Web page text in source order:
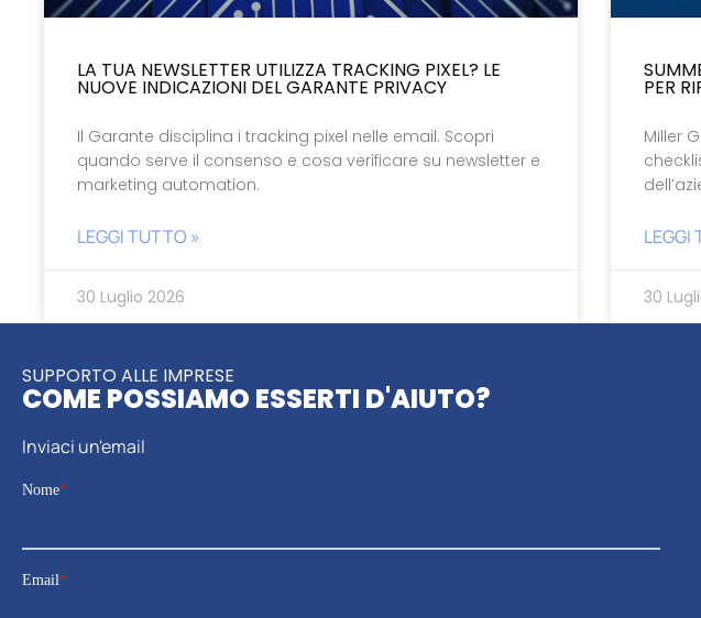
LA TUA NEWSLETTER UTILIZZA TRACKING PIXEL? LE
NUOVE INDICAZIONI DEL GARANTE PRIVACY
Il Garante disciplina i tracking pixel nelle email. Scopri
quando serve il consenso e cosa verificare su newsletter e
marketing automation.
LEGGI TUTTO »
30 Luglio 2026
PER
Miller
LEGGI
30
SUPPORTO ALLE IMPRESE
COME POSSIAMO ESSERTI D'AIUTO?
Inviaci un'email